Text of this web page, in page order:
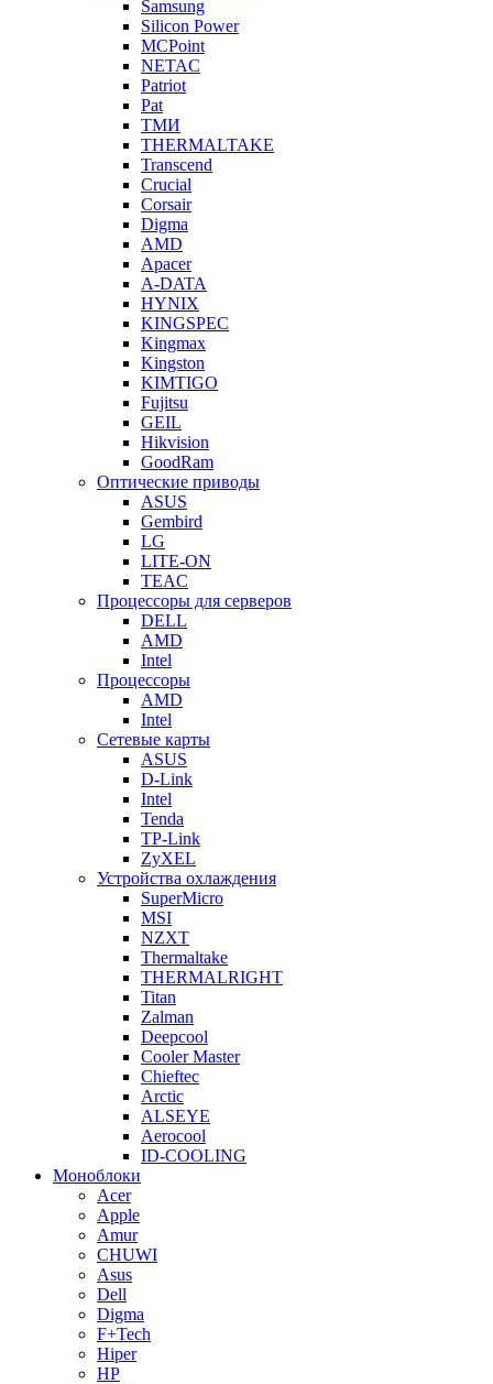
Samsung
Silicon Power
MCPoint
NETAC
Patriot
Pat
ТМИ
THERMALTAKE
Transcend
Crucial
Corsair
Digma
AMD
Apacer
A-DATA
HYNIX
KINGSPEC
Kingmax
Kingston
KIMTIGO
Fujitsu
GEIL
Hikvision
GoodRam
Оптические приводы
ASUS
Gembird
LG
LITE-ON
TEAC
Процессоры для серверов
DELL
AMD
Intel
Процессоры
AMD
Intel
Сетевые карты
ASUS
D-Link
Intel
Tenda
TP-Link
ZyXEL
Устройства охлаждения
SuperMicro
MSI
NZXT
Thermaltake
THERMALRIGHT
Titan
Zalman
Deepcool
Cooler Master
Chieftec
Arctic
ALSEYE
Aerocool
ID-COOLING
Моноблоки
Acer
Apple
Amur
CHUWI
Asus
Dell
Digma
F+Tech
Hiper
HP